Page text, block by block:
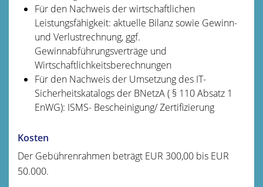
Für den Nachweis der wirtschaftlichen
Leistungsfähigkeit: aktuelle Bilanz sowie Gewinn-
und Verlustrechnung, ggf.
Gewinnabführungsverträge und
Wirtschaftlichkeitsberechnungen
Für den Nachweis der Umsetzung des IT-
Sicherheitskatalogs der BNetzA ( § 110 Absatz 1
EnWG): ISMS- Bescheinigung/ Zertifizierung
Kosten
Der Gebührenrahmen beträgt EUR 300,00 bis EUR
50.000.